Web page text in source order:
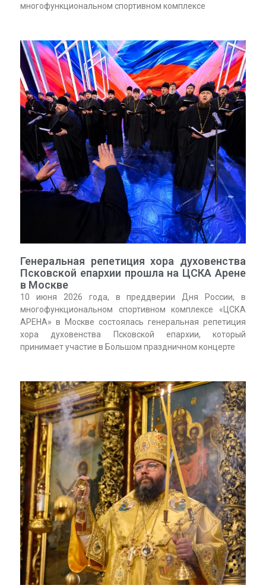
многофункциональном спортивном комплексе
Генеральная репетиция хора духовенства
Псковской епархии прошла на ЦСКА Арене
в Москве
10 июня 2026 года, в преддверии Дня России, в
многофункциональном спортивном комплексе «ЦСКА
АРЕНА» в Москве состоялась генеральная репетиция
хора духовенства Псковской епархии, который
принимает участие в Большом праздничном концерте